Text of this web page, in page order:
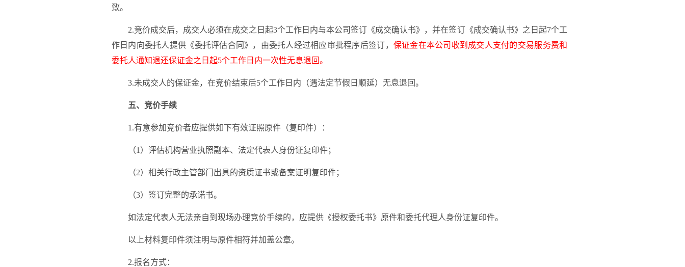
致。
2.竞价成交后，成交人必须在成交之日起3个工作日内与本公司签订《成交确认书》，并在签订《成交确认书》 之日起7个工
作日内向委托人提供《委托评估合同》，由委托人经过相应审批程序后签订， 保证金在本公司收到 成交人支付的交易服务费和
委托人通知退还保证金之日 起5个工作日内一次性无息退回。
3.未成交人的保证金，在竞价结束后5个工作日内（遇法定节假日顺延）无息退回。
五、竞价手续
1 .有意参加竞价者应提供如下有效证照原件（复印件） ：
（1 ）评估机构营业执照副本、法定代表人身份证复印件；
（2）相关行政主管部门出具的资质证书或备案证明复印件；
（3）签订完整的承诺书。
如法定代表人无法亲自到现场办理竞价手续的，应提供《授权委托书》原件和委托代理人身份证复印件。
以上材料复印件须注明与原件相符并加盖公章。
2.报名方式：